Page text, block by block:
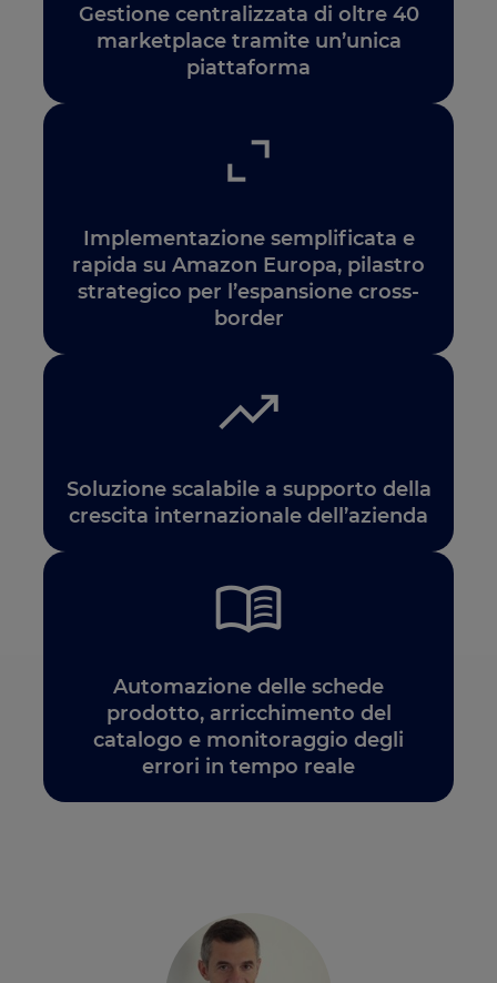
Gestione centralizzata di oltre 40
marketplace tramite un’unica
piattaforma
Implementazione semplificata e
rapida su Amazon Europa, pilastro
strategico per l’espansione cross-
border
Soluzione scalabile a supporto della
crescita internazionale dell’azienda
Automazione delle schede
prodotto, arricchimento del
catalogo e monitoraggio degli
errori in tempo reale